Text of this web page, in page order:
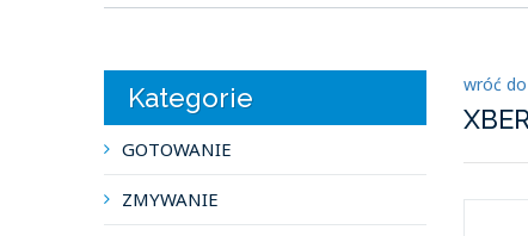
Kategorie
GOTOWANIE
ZMYWANIE
wróć